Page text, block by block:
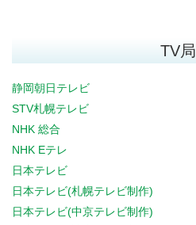
TV局
静岡朝日テレビ
STV札幌テレビ
NHK 総合
NHK Eテレ
日本テレビ
日本テレビ(札幌テレビ制作)
日本テレビ(中京テレビ制作)